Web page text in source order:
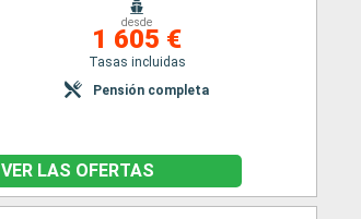
desde
1 605 €
Tasas incluidas
Pensión completa
VER LAS OFERTAS